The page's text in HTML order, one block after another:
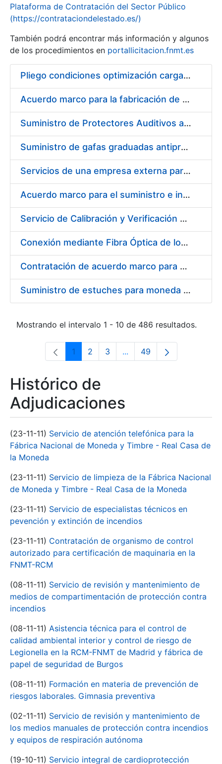
Plataforma de Contratación del Sector Público
(https://contrataciondelestado.es/)
También podrá encontrar más información y algunos
de los procedimientos en portallicitacion.fnmt.es
Pliego condiciones optimización cargas compras firmado
Acuerdo marco para la fabricación de piezas
Suministro de Protectores Auditivos a medida para las personas trabajadoras de los Centros de Trabajo de Madrid y Burgos
Suministro de gafas graduadas antiproyecciones para los trabajadores de la FNMT-RCM en los centros de trabajo de Madrid y Burgos
Servicios de una empresa externa para el asesoramiento y resolución de los recursos de alzada que se presentan relacionados con procesos de selección para la FNMT-RCM
Acuerdo marco para el suministro e instalación de persianas, estores y otros complementos
Servicio de Calibración y Verificación Externa de los Equipos de Medición del Servicio de Prevención de la FNMT-RCM
Conexión mediante Fibra Óptica de los Centros de Proceso de Datos (CPDs) de las sedes de la FNMT-RCM de Burgos y Madrid
Contratación de acuerdo marco para el Suministro de Material de Electricidad para la Fábrica Nacional de Moneda y Timbre-Real Casa de la Moneda en su centro de trabajo de Burgos
Suministro de estuches para moneda de 30 €
Mostrando el intervalo 1 - 10 de 486 resultados.
Página
1 Página
2 Página
3 ...Páginas intermedias Use
Página
49
Histórico de
Adjudicaciones
(23-11-11) Servicio de atención telefónica para la
Fábrica Nacional de Moneda y Timbre - Real Casa de
la Moneda
(23-11-11) Servicio de limpieza de la Fábrica Nacional
de Moneda y Timbre - Real Casa de la Moneda
(23-11-11) Servicio de especialistas técnicos en
pevención y extinción de incendios
(23-11-11) Contratación de organismo de control
autorizado para certificación de maquinaria en la
FNMT-RCM
(08-11-11) Servicio de revisión y mantenimiento de
medios de compartimentación de protección contra
incendios
(08-11-11) Asistencia técnica para el control de
calidad ambiental interior y control de riesgo de
Legionella en la RCM-FNMT de Madrid y fábrica de
papel de seguridad de Burgos
(08-11-11) Formación en materia de prevención de
riesgos laborales. Gimnasia preventiva
(02-11-11) Servicio de revisión y mantenimiento de
los medios manuales de protección contra incendios
y equipos de respiración autónoma
(19-10-11) Servicio integral de cardioprotección